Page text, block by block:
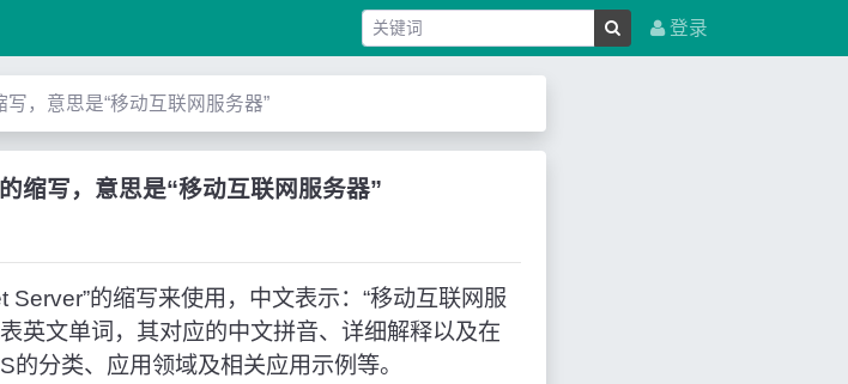
登录
写，意思是“移动互联网服务器”
缩写，意思是“移动互联网服务器”
的缩写来使用，中文表示：“移动互联网服
英文单词，其对应的中文拼音、详细解释以及在
分类、应用领域及相关应用示例等。